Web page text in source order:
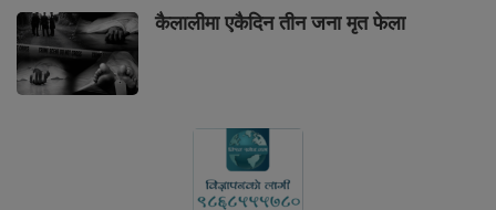
कैलालीमा एकैदिन तीन जना मृत फेला